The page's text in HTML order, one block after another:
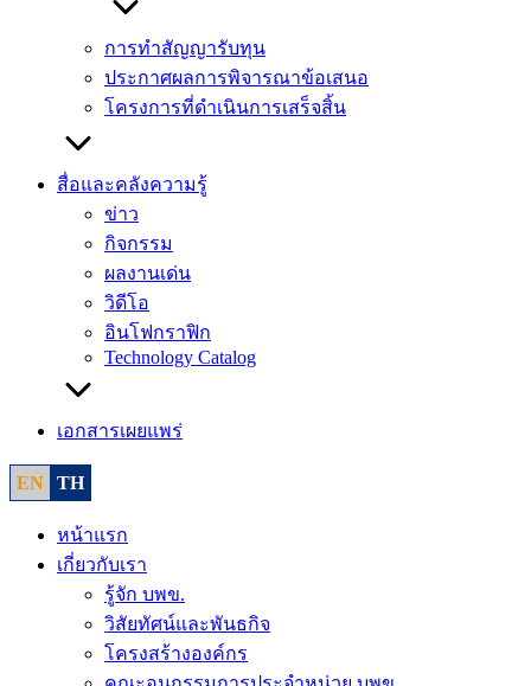
การทำสัญญารับทุน
ประกาศผลการพิจารณาข้อเสนอ
โครงการที่ดำเนินการเสร็จสิ้น
สื่อและคลังความรู้
ข่าว
กิจกรรม
ผลงานเด่น
วิดีโอ
อินโฟกราฟิก
Technology Catalog
เอกสารเผยแพร่
EN TH
หน้าแรก
เกี่ยวกับเรา
รู้จัก บพข.
วิสัยทัศน์และพันธกิจ
โครงสร้างองค์กร